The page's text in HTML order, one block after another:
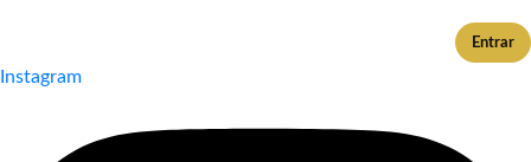
Entrar
Instagram